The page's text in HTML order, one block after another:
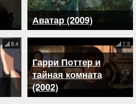
Аватар (2009)
8.4
Гарри Поттер и
тайная комната
(2002)
7.5